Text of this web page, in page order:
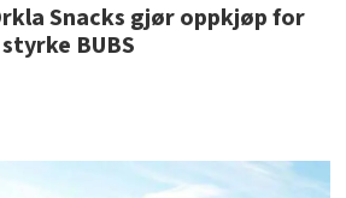
Snacks gjør oppkjøp for
BUBS